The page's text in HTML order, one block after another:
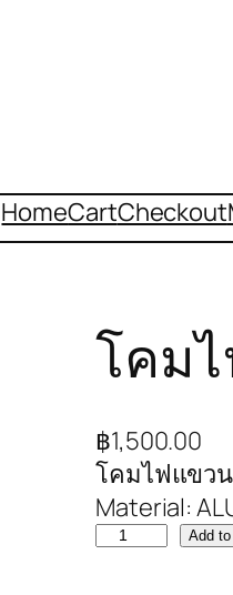
HomeCartCheckout
โคม
฿1,500.00
โคมไฟแขวน
Material:
Add